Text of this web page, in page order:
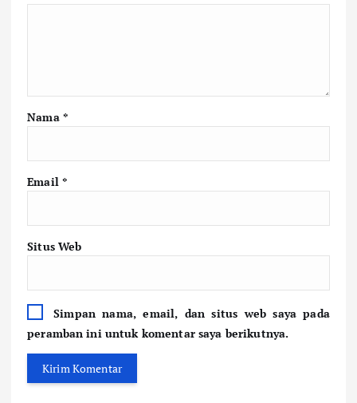
Nama *
Email *
Situs Web
Simpan nama, email, dan situs web saya pada
peramban ini untuk komentar saya berikutnya.